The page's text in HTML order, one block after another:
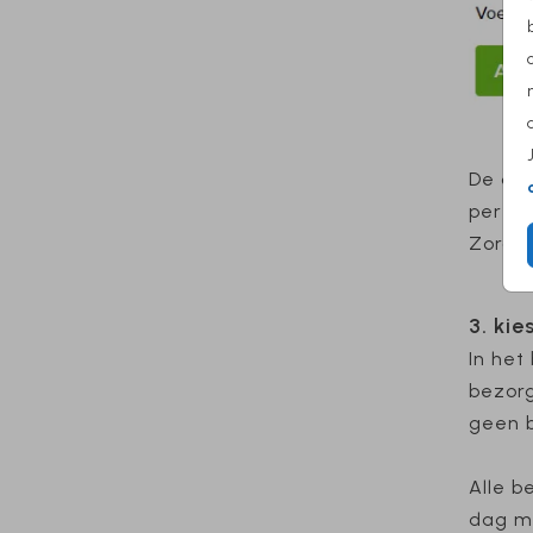
De
per
Zorg
3.
In het
geen
Alle
dag